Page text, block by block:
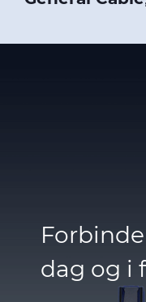
dag og i